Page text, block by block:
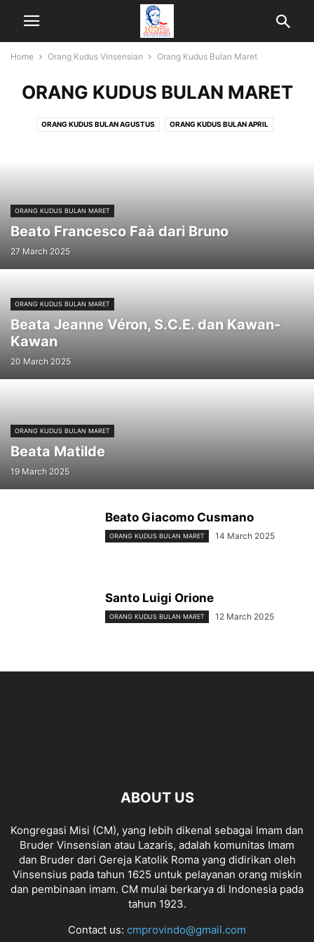
Home Orang Kudus Vinsensian Orang Kudus Bulan Maret
ORANG KUDUS BULAN MARET
ORANG KUDUS BULAN AGUSTUS ORANG KUDUS BULAN APRIL
ORANG KUDUS BULAN MARET
Beato Francesco Faà dari Bruno
27 March 2025
ORANG KUDUS BULAN MARET
Beata Jeanne Véron, S.C.E. dan Kawan-
Kawan
20 March 2025
ORANG KUDUS BULAN MARET
Beata Matilde
19 March 2025
Beato Giacomo Cusmano
ORANG KUDUS BULAN MARET 14 March 2025
Santo Luigi Orione
ORANG KUDUS BULAN MARET 12 March 2025
ABOUT US
Kongregasi Misi (CM), yang lebih dikenal sebagai Imam dan
Bruder Vinsensian atau Lazaris, adalah komunitas Imam
dan Bruder dari Gereja Katolik Roma yang didirikan oleh
Vinsensius pada tahun 1625 untuk pelayanan orang miskin
dan pembinaan imam. CM mulai berkarya di Indonesia pada
tahun 1923.
Contact us: cmprovindo@gmail.com